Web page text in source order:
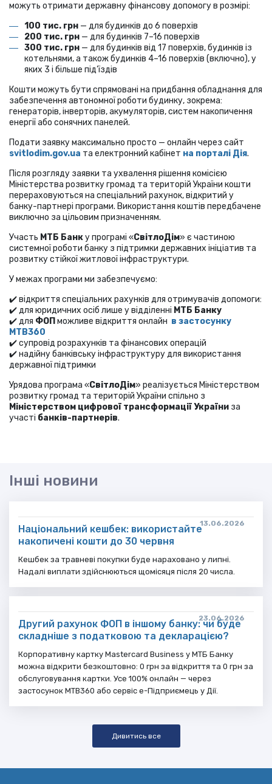
можуть отримати державну фінансову допомогу в розмірі:
100 тис. грн — для будинків до 6 поверхів
200 тис. грн — для будинків 7–16 поверхів
300 тис. грн — для будинків від 17 поверхів, будинків із
котельнями, а також будинків 4–16 поверхів (включно), у
яких 3 і більше під’їздів
Кошти можуть бути спрямовані на придбання обладнання для
забезпечення автономної роботи будинку, зокрема:
генераторів, інверторів, акумуляторів, систем накопичення
енергії або сонячних панелей.
Подати заявку максимально просто — онлайн через сайт
svitlodim.gov.ua та електронний кабінет на порталі Дія.
Після розгляду заявки та ухвалення рішення комісією
Міністерства розвитку громад та територій України кошти
перераховуються на спеціальний рахунок, відкритий у
банку-партнері програми. Використання коштів передбачене
виключно за цільовим призначенням.
Участь МТБ Банку програмі «СвітлоДім» є частиною
системної роботи банку з підтримки державних ініціатив та
розвитку стійкої житлової інфраструктури.
У межах програми ми забезпечуємо:
✔️ відкриття спеціальних рахунків для отримувачів допомоги:
✔️ для юридичних осіб лише у відділенні МТБ Банку
✔️ для ФОП можливе відкриття онлайн в застосунку
МТВ360
✔️ супровід розрахунків та фінансових операцій
✔️ надійну банківську інфраструктуру для використання
державної підтримки
Урядова програма «СвітлоДім» реалізується Міністерством
розвитку громад та територій України спільно з
Міністерством цифрової трансформації України за
участі банків-партнерів.
Інші новини
13.06.2026
Національний кешбек: використайте
накопичені кошти до 30 червня
Кешбек за травневі покупки буде нараховано у липні.
Надалі виплати здійснюються щомісяця після 20 числа.
23.06.2026
Другий рахунок ФОП в іншому банку: чи буде
складніше з податковою та декларацією?
Корпоративну картку Mastercard Business у МТБ Банку
можна відкрити безкоштовно: 0 грн за відкриття та 0 грн за
обслуговування картки. Усе 100% онлайн — через
застосунок МТВ360 або сервіс е-Підприємець у Дії.
Дивитись все